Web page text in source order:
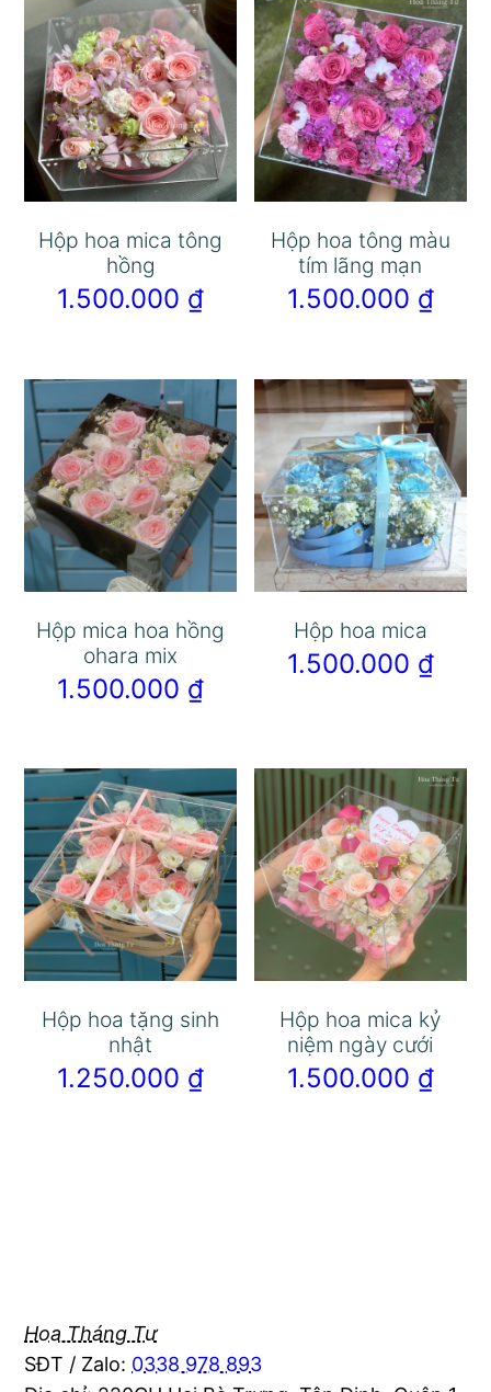
Hộp hoa mica tông
hồng
1.500.000 ₫
Hộp hoa tông màu
tím lãng mạn
1.500.000 ₫
Hộp mica hoa hồng
ohara mix
1.500.000 ₫
Hộp hoa mica
1.500.000 ₫
Hộp hoa tặng sinh
nhật
1.250.000 ₫
Hộp hoa mica kỷ
niệm ngày cưới
1.500.000 ₫
Hoa Tháng Tư
SĐT / Zalo: 0338 978 893